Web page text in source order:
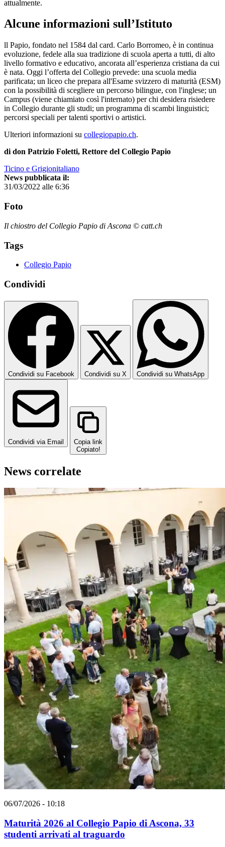
attualmente.
Alcune informazioni sull’Istituto
ll Papio, fondato nel 1584 dal card. Carlo Borromeo, è in continua
evoluzione, fedele alla sua tradizione di scuola aperta a tutti, di alto
livello formativo e educativo, ancorata all’esperienza cristiana da cui
è nata. Oggi l’offerta del Collegio prevede: una scuola media
parificata; un liceo che prepara all'Esame svizzero di maturità (ESM)
con la possibilità di scegliere un percorso bilingue, con l'inglese; un
Campus (viene chiamiato così l'internato) per chi desidera risiedere
in Collegio durante gli studi; un programma di scambi linguistici;
percorsi speciali per talenti sportivi o artistici.
Ulteriori informazioni su collegiopapio.ch.
di don Patrizio Foletti, Rettore del Collegio Papio
Ticino e Grigionitaliano
News pubblicata il:
31/03/2022 alle 6:36
Foto
Il chiostro del Collegio Papio di Ascona © catt.ch
Tags
Collegio Papio
Condividi
Condividi su Facebook Condividi su X Condividi su WhatsApp
Condividi via Email
Copia link
Copiato!
News correlate
06/07/2026 - 10:18
Maturità 2026 al Collegio Papio di Ascona, 33
studenti arrivati al traguardo